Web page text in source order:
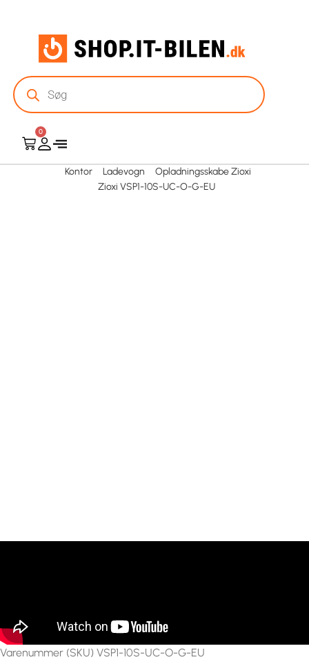
0
Kontor Ladevogn
Opladningsskabe Zioxi
Zioxi VSP1-10S-UC-O-G-EU
Varenummer (SKU) VSP1-10S-UC-O-G-EU